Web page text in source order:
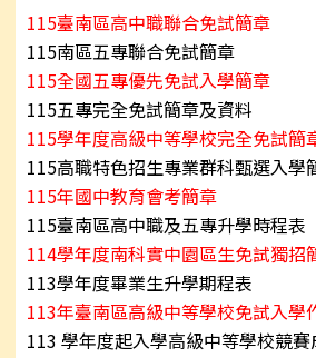
115臺南區高中職聯合免試簡章
115南區五專聯合免試簡章
115全國五專優先免試入學簡章
115五專完全免試簡章及資料
115學年度高級中等學校完全免試簡
115高職特色招生專業群科甄選入學
115年國中教育會考簡章
115臺南區高中職及五專升學時程表
114學年度南科實中園區生免試獨招
113學年度畢業生升學期程表
113年臺南區高級中等學校免試入學
113 學年度起入學高級中等學校競